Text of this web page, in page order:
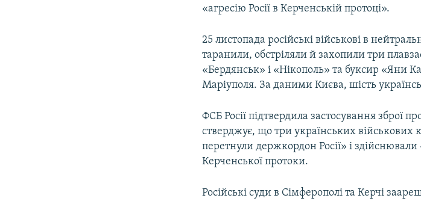
«агресію Росії в Керченській протоці».
25 листопада російські військові в
таранили, обстріляли й захопили три
«Бердянськ» і «Нікополь» та буксир «Яни
Маріуполя. За даними Києва, шість
ФСБ Росії підтвердила застосування зброї
стверджує, що три українських військових
перетнули держкордон Росії» і
Керченської протоки.
Російські суди в Сімферополі та Керчі